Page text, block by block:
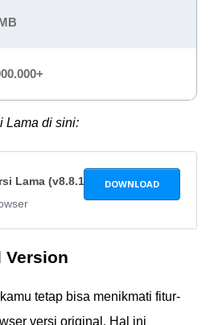
Lama di sini:
Lama (v8.8.1) 8.8.1
DOWNLOAD
Version
tetap bisa menikmati fitur-
versi original. Hal ini